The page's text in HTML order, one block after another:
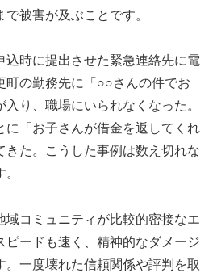
被害が及ぶことです。
込時に提出させた緊急連絡先に電
町の勤務先に「○○さんの件でお
り、職場にいられなくなった。
に「お子さんが借金を返してくれ
きた。こうした事例は数え切れな
域コミュニティが比較的密接なエ
ピードも速く、精神的なダメージ
。一度壊れた信頼関係や評判を取